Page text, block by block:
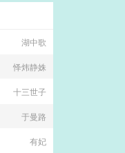
湖中歌
怿炜静姝
十三世子
于曼路
有妃